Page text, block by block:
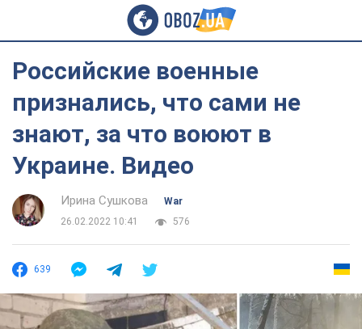
Российские военные
признались, что сами не
знают, за что воюют в
Украине. Видео
Ирина Сушкова
War
26.02.2022 10:41
576
639